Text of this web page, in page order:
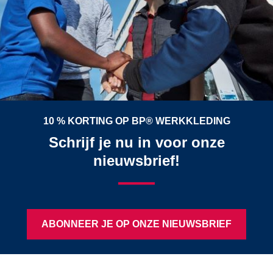
10 % KORTING OP BP® WERKKLEDING
Schrijf je nu in voor onze
nieuwsbrief!
ABONNEER JE OP ONZE NIEUWSBRIEF